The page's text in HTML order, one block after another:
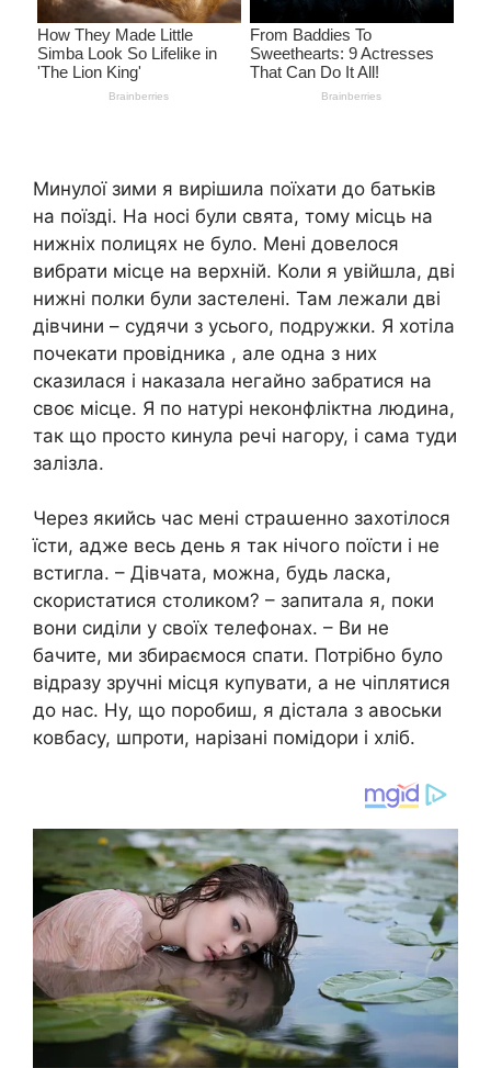
Минулої зими я вирішила поїхати до батьків
на поїзді. На носі були свята, тому місць на
нижніх полицях не було. Мені довелося
вибрати місце на верхній. Коли я увійшла, дві
нижні полки були застелені. Там лежали дві
дівчини – судячи з усього, подружки. Я хотіла
почекати провідника , але одна з них
сказилася і наказала негайно забратися на
своє місце. Я по натурі неконфліктна людина,
так що просто кинула речі нагору, і сама туди
залізла.
Через якийсь час мені страաенно захотілося
їсти, адже весь день я так нічого поїсти і не
встигла. – Дівчата, можна, будь ласка,
скористатися столиком? – запитала я, поки
вони сиділи у своїх телефонах. – Ви не
бачите, ми збираємося спати. Потрібно було
відразу зручні місця купувати, а не чіплятися
до нас. Ну, що поробиш, я дістала з авоськи
ковбасу, шпроти, нарізані помідори і хліб.